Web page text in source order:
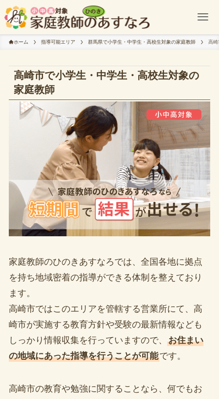
ホーム 指導可能エリア 群馬県で小学生・中学生・高校生対象の家庭教師 高崎
高崎市で小学生・中学生・高校生対象の
家庭教師
家庭教師のひのきあすなろでは、全国各地に拠点
を持ち地域密着の指導ができる体制を整えており
ます。
高崎市ではこのエリアを管轄する営業所にて、高
崎市が実施する教育方針や受験の最新情報なども
しっかり情報収集を行っていますので、 お住まい
の地域にあった指導を行うことが可能です。
高崎市の教育や勉強に関することなら、何でもお